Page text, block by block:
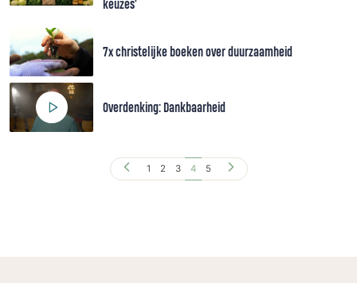
keuzes'
7x christelijke boeken over duurzaamheid
Overdenking: Dankbaarheid
1 2 3 4 5